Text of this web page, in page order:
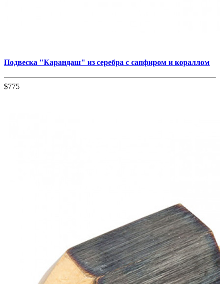
Подвеска "Карандаш" из серебра с сапфиром и кораллом
$775